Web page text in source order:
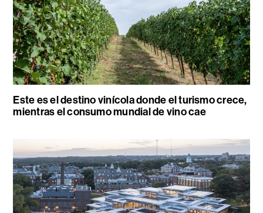
Este es el destino vinícola donde el turismo crece,
mientras el consumo mundial de vino cae